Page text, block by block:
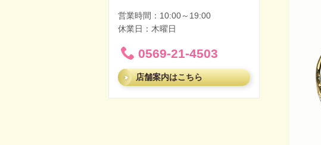
営業時間：10:00～19:00
休業日：木曜日
0569-21-4503
店舗案内はこちら